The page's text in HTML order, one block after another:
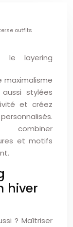
outfits
le layering
maximalisme
stylées
et créez
et motifs
hiver
? Maîtriser